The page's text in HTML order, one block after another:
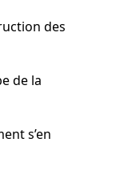
des
de la
s’en